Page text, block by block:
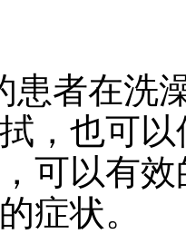
患者在洗
，也可
可以有
症状。